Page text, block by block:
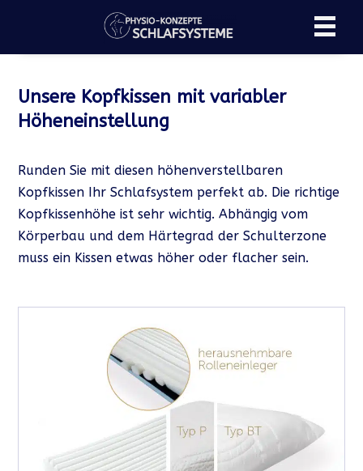
Unsere Kopfkissen mit variabler
Höheneinstellung
Runden Sie mit diesen höhenverstellbaren
Kopfkissen Ihr Schlafsystem perfekt ab. Die richtige
Kopfkissenhöhe ist sehr wichtig. Abhängig vom
Körperbau und dem Härtegrad der Schulterzone
muss ein Kissen etwas höher oder flacher sein.